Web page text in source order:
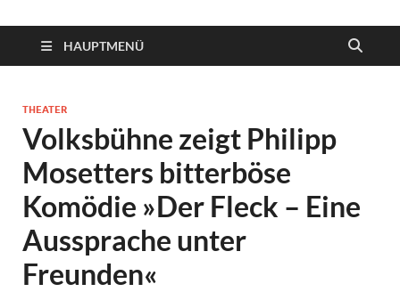
HAUPTMENÜ
THEATER
Volksbühne zeigt Philipp
Mosetters bitterböse
Komödie »Der Fleck – Eine
Aussprache unter
Freunden«